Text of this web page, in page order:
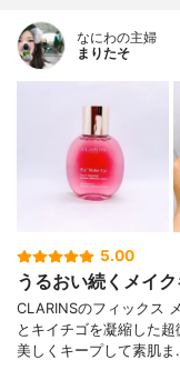
なにわの主婦
まりたそ
5.00
うるおい続くメイ
CLARINSのフィックス
とキイチゴを凝縮した
美しくキープして素肌